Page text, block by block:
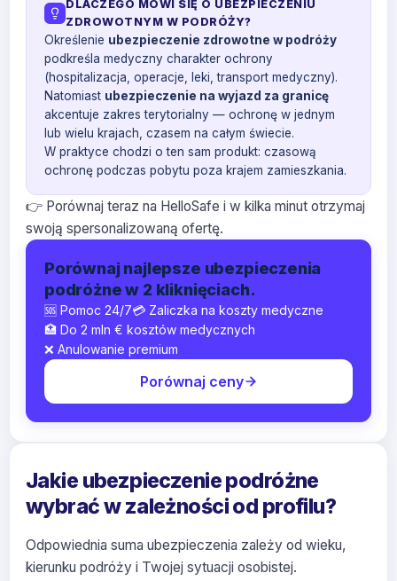
DLACZEGO MÓWI SIĘ O UBEZPIECZENIU
ZDROWOTNYM W PODRÓŻY?
Określenie ubezpieczenie zdrowotne w podróży
podkreśla medyczny charakter ochrony
(hospitalizacja, operacje, leki, transport medyczny).
Natomiast ubezpieczenie na wyjazd za granicę
akcentuje zakres terytorialny — ochronę w jednym
lub wielu krajach, czasem na całym świecie.
W praktyce chodzi o ten sam produkt: czasową
ochronę podczas pobytu poza krajem zamieszkania.
👉 Porównaj teraz na HelloSafe i w kilka minut otrzymaj
swoją spersonalizowaną ofertę.
Porównaj najlepsze ubezpieczenia
podróżne w 2 kliknięciach.
🆘 Pomoc 24/7💳 Zaliczka na koszty medyczne
🏥 Do 2 mln € kosztów medycznych
❌ Anulowanie premium
Porównaj ceny
Jakie ubezpieczenie podróżne
wybrać w zależności od profilu?
Odpowiednia suma ubezpieczenia zależy od wieku,
kierunku podróży i Twojej sytuacji osobistej.